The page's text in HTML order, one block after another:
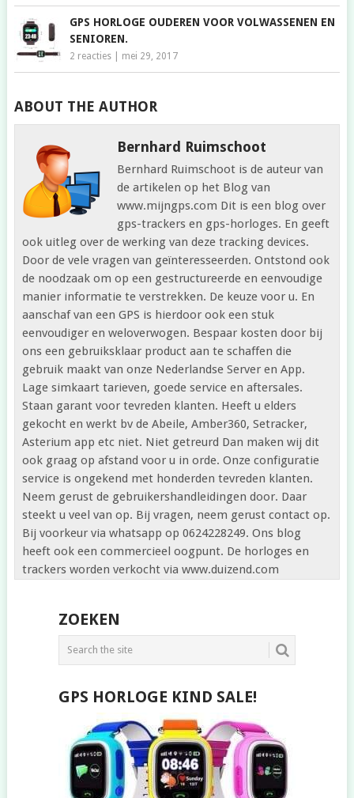
GPS HORLOGE OUDEREN VOOR VOLWASSENEN EN
SENIOREN.
2 reacties| mei 29, 2017
ABOUT THE AUTHOR
Bernhard Ruimschoot
Bernhard Ruimschoot is de auteur van
de artikelen op het Blog van
www.mijngps.com Dit is een blog over
gps-trackers en gps-horloges. En geeft
ook uitleg over de werking van deze tracking devices.
Door de vele vragen van geïnteresseerden. Ontstond ook
de noodzaak om op een gestructureerde en eenvoudige
manier informatie te verstrekken. De keuze voor u. En
aanschaf van een GPS is hierdoor ook een stuk
eenvoudiger en weloverwogen. Bespaar kosten door bij
ons een gebruiksklaar product aan te schaffen die
gebruik maakt van onze Nederlandse Server en App.
Lage simkaart tarieven, goede service en aftersales.
Staan garant voor tevreden klanten. Heeft u elders
gekocht en werkt bv de Abeile, Amber360, Setracker,
Asterium app etc niet. Niet getreurd Dan maken wij dit
ook graag op afstand voor u in orde. Onze configuratie
service is ongekend met honderden tevreden klanten.
Neem gerust de gebruikershandleidingen door. Daar
steekt u veel van op. Bij vragen, neem gerust contact op.
Bij voorkeur via whatsapp op 0624228249. Ons blog
heeft ook een commercieel oogpunt. De horloges en
trackers worden verkocht via www.duizend.com
ZOEKEN
GPS HORLOGE KIND SALE!